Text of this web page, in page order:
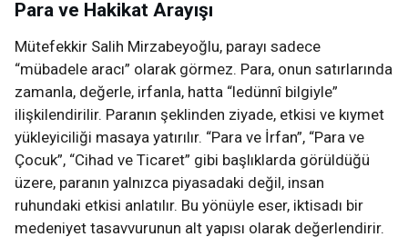
Para ve Hakikat Arayışı
Mütefekkir Salih Mirzabeyoğlu, parayı sadece
“mübadele aracı” olarak görmez. Para, onun satırlarında
zamanla, değerle, irfanla, hatta “ledünnî bilgiyle”
ilişkilendirilir. Paranın şeklinden ziyade, etkisi ve kıymet
yükleyiciliği masaya yatırılır. “Para ve İrfan”, “Para ve
Çocuk”, “Cihad ve Ticaret” gibi başlıklarda görüldüğü
üzere, paranın yalnızca piyasadaki değil, insan
ruhundaki etkisi anlatılır. Bu yönüyle eser, iktisadı bir
medeniyet tasavvurunun alt yapısı olarak değerlendirir.